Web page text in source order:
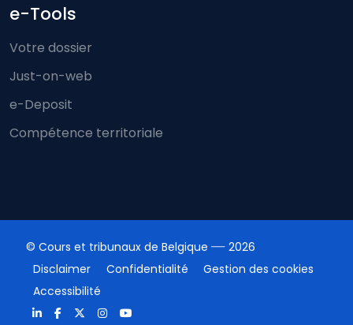
e-Tools
Votre dossier
Just-on-web
e-Deposit
Compétence territoriale
© Cours et tribunaux de Belgique
2026
Disclaimer
Confidentialité
Gestion des cookies
Accessibilité